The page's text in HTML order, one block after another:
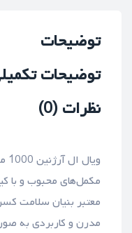
توضیحات
توضیحات
نظرات (0)
مکمل‌های محبوب و با
معتبر بنیان سلامت
مدرن و کاربردی به